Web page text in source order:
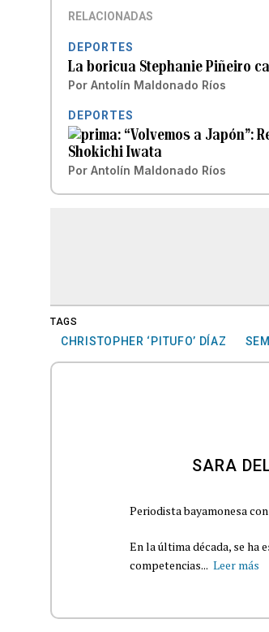
RELACIONADAS
DEPORTES
La boricua Stephanie Piñeiro
Por Antolín Maldonado Ríos
DEPORTES
“Volvemos a Japón”:
Shokichi Iwata
Por Antolín Maldonado Ríos
TAGS
CHRISTOPHER ‘PITUFO’ DÍAZ
SARA
Periodista bayamonesa
En la última década, se ha
competencias... Leer más